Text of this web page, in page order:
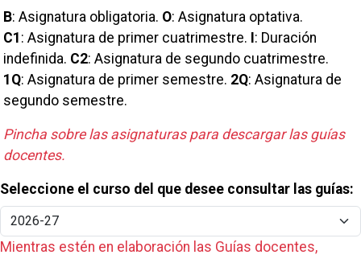
B: Asignatura obligatoria. O: Asignatura optativa.
C1 : Asignatura de primer cuatrimestre. : Duración
indefinida. C2: Asignatura de segundo cuatrimestre.
1Q: Asignatura de primer semestre. 2Q: Asignatura de
segundo semestre.
Pincha sobre las asignaturas para descargar las guías
docentes.
Seleccione el curso del que desee consultar las guías:
Mientras estén en elaboración las Guías docentes,